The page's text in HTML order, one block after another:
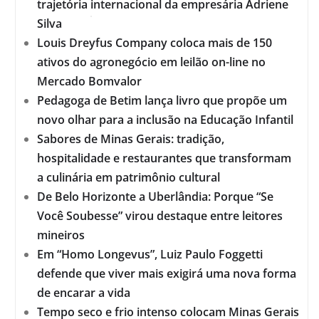
trajetória internacional da empresária Adriene
Silva
Louis Dreyfus Company coloca mais de 150
ativos do agronegócio em leilão on-line no
Mercado Bomvalor
Pedagoga de Betim lança livro que propõe um
novo olhar para a inclusão na Educação Infantil
Sabores de Minas Gerais: tradição,
hospitalidade e restaurantes que transformam
a culinária em patrimônio cultural
De Belo Horizonte a Uberlândia: Porque “Se
Você Soubesse” virou destaque entre leitores
mineiros
Em “Homo Longevus”, Luiz Paulo Foggetti
defende que viver mais exigirá uma nova forma
de encarar a vida
Tempo seco e frio intenso colocam Minas Gerais